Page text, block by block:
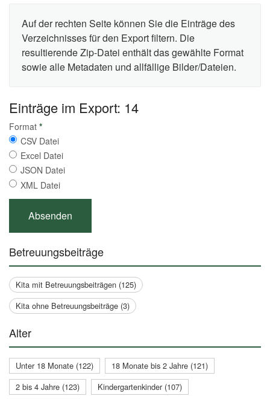
Auf der rechten Seite können Sie die Einträge des
Verzeichnisses für den Export filtern. Die
resultierende Zip-Datei enthält das gewählte Format
sowie alle Metadaten und allfällige Bilder/Dateien.
Einträge im Export: 14
Format *
CSV Datei
Excel Datei
JSON Datei
XML Datei
Betreuungsbeiträge
Kita mit Betreuungsbeiträgen (125)
Kita ohne Betreuungsbeiträge (3)
Alter
Unter 18 Monate (122)
18 Monate bis 2 Jahre (121)
2 bis 4 Jahre (123)
Kindergartenkinder (107)